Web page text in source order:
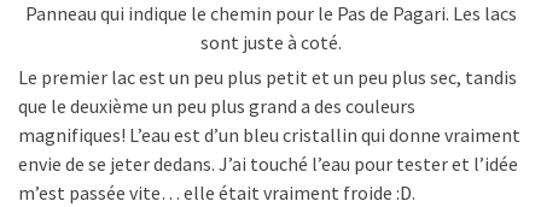
Panneau qui indique le chemin pour le Pas de Pagari. Les lacs
sont juste à coté.
Le premier lac est un peu plus petit et un peu plus sec, tandis
que le deuxième un peu plus grand a des couleurs
magnifiques! L’eau est d’un bleu cristallin qui donne vraiment
envie de se jeter dedans. J’ai touché l’eau pour tester et l’idée
m’est passée vite… elle était vraiment froide :D.